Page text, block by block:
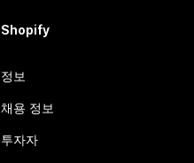
Shopify
정보
채용 정보
투자자